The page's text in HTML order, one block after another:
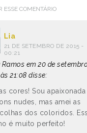
ESSE COMENTÁRIO
Lia
21 DE SETEMBRO DE 2015 -
00:21
em 20 de
21:08 disse:
cores! Sou apaixonada
nudes, mas amei as
dos coloridos.
é muito perfeito!